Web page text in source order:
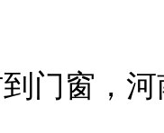
门窗，